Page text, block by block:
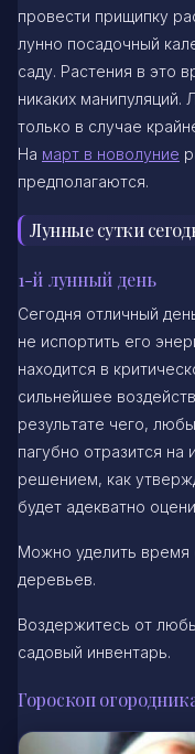
провести прищипку
лунно посадочный
саду. Растения в это
никаких
только в случае
На март в новолуние
предполагаются.
Лунные сутки
1-й лунный день
Сегодня отличный
не испортить его
находится в
сильнейшее
результате чего,
пагубно отразится
решением, как
будет адекватно
Можно уделить время
деревьев.
Воздержитесь от
садовый инвентарь.
Гороскоп